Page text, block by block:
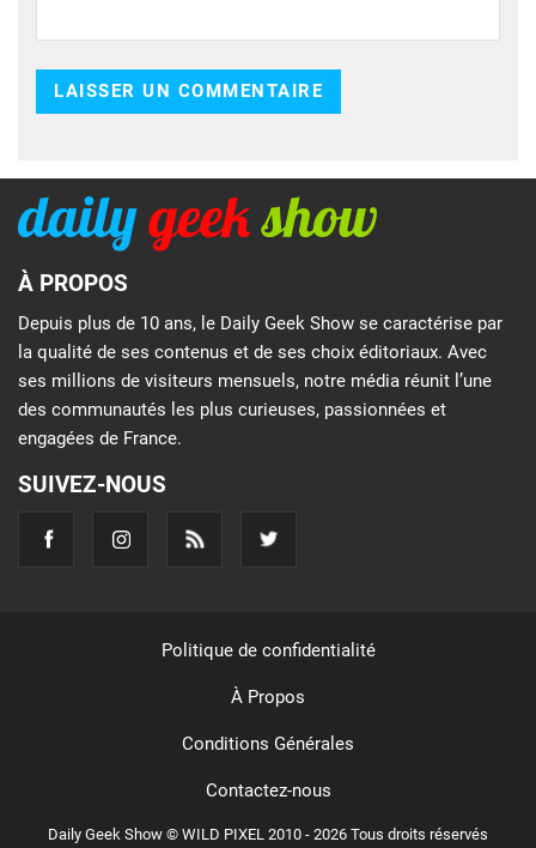
À PROPOS
Depuis plus de 10 ans, le Daily Geek Show se caractérise par
la qualité de ses contenus et de ses choix éditoriaux. Avec
ses millions de visiteurs mensuels, notre média réunit l’une
des communautés les plus curieuses, passionnées et
engagées de France.
SUIVEZ-NOUS
Daily Geek Show © WILD PIXEL 2010 - 2026 Tous droits réservés
Politique de confidentialité
À Propos
Conditions Générales
Contactez-nous